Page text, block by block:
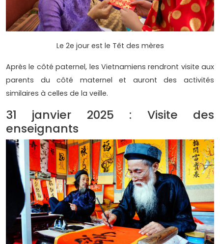
Le 2e jour est le Têt des mères
Après le côté paternel, les Vietnamiens rendront visite aux
parents du côté maternel et auront des activités
similaires à celles de la veille.
31 janvier 2025 : Visite des
enseignants